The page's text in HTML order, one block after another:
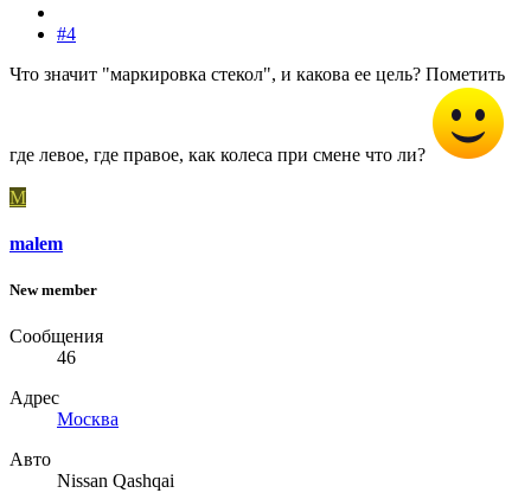
#4
Что значит "маркировка стекол", и какова ее цель? Пометить
где левое, где правое, как колеса при смене что ли?
M
malem
New member
Сообщения
46
Адрес
Москва
Авто
Nissan Qashqai